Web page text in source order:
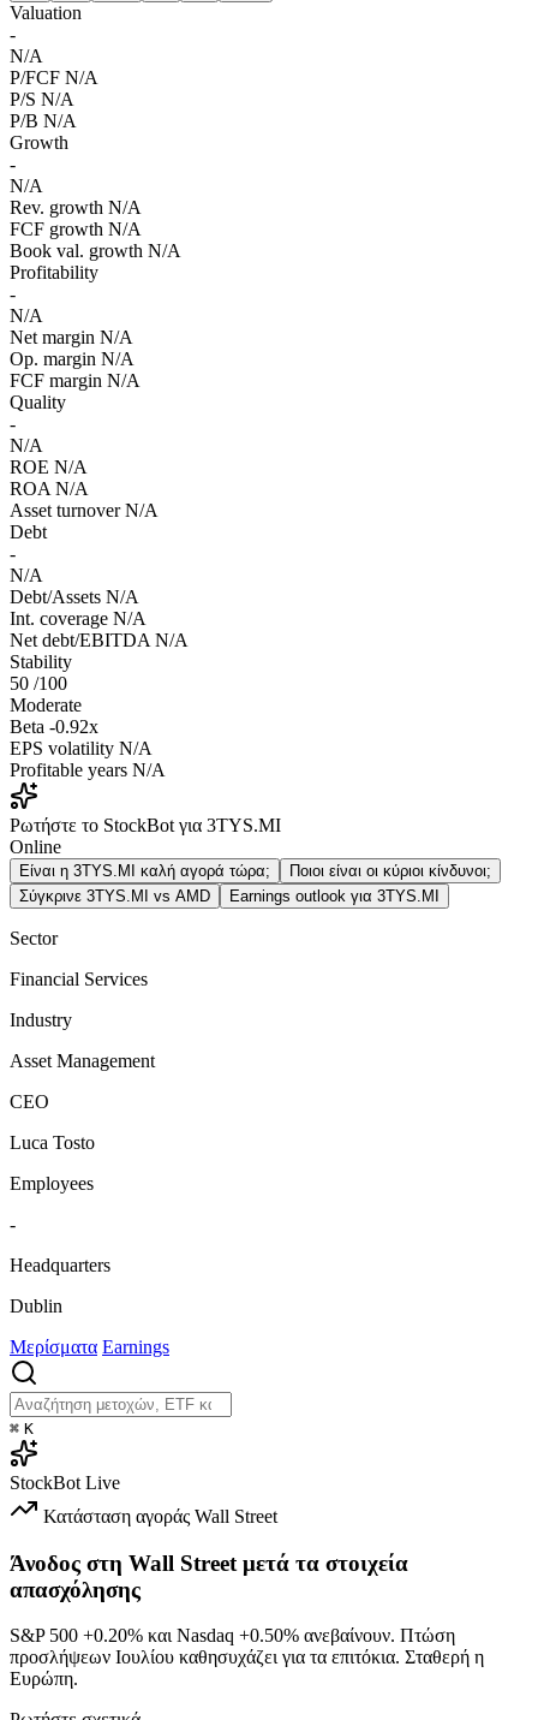
Valuation
-
N/A
P/FCF N/A
P/S N/A
P/B N/A
Growth
-
N/A
Rev. growth N/A
FCF growth N/A
Book val. growth N/A
Profitability
-
N/A
Net margin N/A
Op. margin N/A
FCF margin N/A
Quality
-
N/A
ROE N/A
ROA N/A
Asset turnover N/A
Debt
-
N/A
Debt/Assets N/A
Int. coverage N/A
Net debt/EBITDA N/A
Stability
50 /100
Moderate
Beta -0.92x
EPS volatility N/A
Profitable years N/A
Ρωτήστε το StockBot για 3TYS.MI
Online
Είναι η 3TYS.MI καλή αγορά τώρα;
Ποιοι είναι οι κύριοι κίνδυνοι;
Σύγκρινε 3TYS.MI vs AMD
Earnings outlook για 3TYS.MI
Sector
Financial Services
Industry
Asset Management
CEO
Luca Tosto
Employees
-
Headquarters
Dublin
Μερίσματα Earnings
⌘ K
StockBot Live
Κατάσταση αγοράς Wall Street
Άνοδος στη Wall Street μετά τα στοιχεία
απασχόλησης
S&P 500 +0.20% και Nasdaq +0.50% ανεβαίνουν. Πτώση
προσλήψεων Ιουλίου καθησυχάζει για τα επιτόκια. Σταθερή η
Ευρώπη.